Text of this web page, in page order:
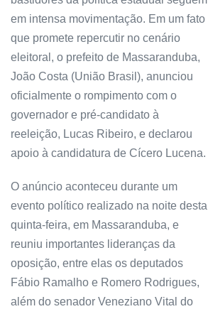
em intensa movimentação. Em um fato
que promete repercutir no cenário
eleitoral, o prefeito de Massaranduba,
João Costa (União Brasil), anunciou
oficialmente o rompimento com o
governador e pré-candidato à
reeleição, Lucas Ribeiro, e declarou
apoio à candidatura de Cícero Lucena.
O anúncio aconteceu durante um
evento político realizado na noite desta
quinta-feira, em Massaranduba, e
reuniu importantes lideranças da
oposição, entre elas os deputados
Fábio Ramalho e Romero Rodrigues,
além do senador Veneziano Vital do